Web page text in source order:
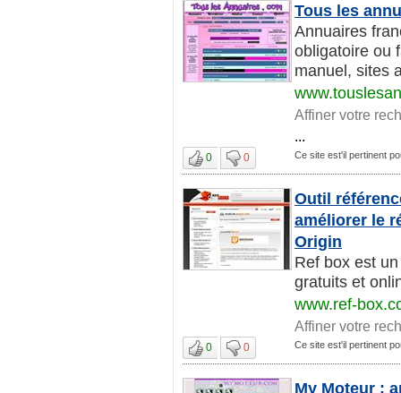
Tous les
Annuaires
obligatoire ou
manuel, sites
Affiner votre
...
0 0 Ce site est'il pertinent
Outil
améliorer le
Origin
Ref box est
gratuits et
www.ref-
Affiner votre
0 0 Ce site est'il pertinent
My Moteur :